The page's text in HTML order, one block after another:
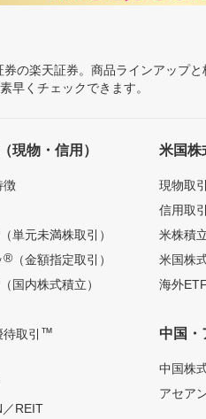
の楽天証券。商品ラインアップ
早くチェックできます。
現物・信用）
徴
（単元未満株取引）
®（金額指定取引）
（国内株式積立）
取引 ™
REIT
米国株
現物取引
信用取引
米株積
米国株
海外ETF
中国・
中国株
アセア